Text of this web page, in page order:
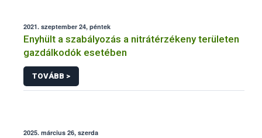
2021. szeptember 24, péntek
Enyhült a szabályozás a nitrátérzékeny területen
gazdálkodók esetében
TOVÁBB >
2025. március 26, szerda